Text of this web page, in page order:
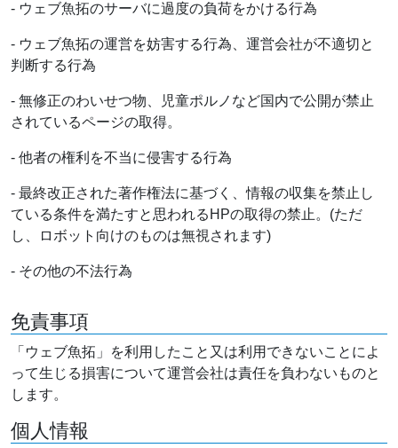
- ウェブ魚拓のサーバに過度の負荷をかける行為
- ウェブ魚拓の運営を妨害する行為、運営会社が不適切と
判断する行為
- 無修正のわいせつ物、児童ポルノなど国内で公開が禁止
されているページの取得。
- 他者の権利を不当に侵害する行為
- 最終改正された著作権法に基づく、情報の収集を禁止し
ている条件を満たすと思われるHPの取得の禁止。(ただ
し、ロボット向けのものは無視されます)
- その他の不法行為
免責事項
「ウェブ魚拓」を利用したこと又は利用できないことによ
って生じる損害について運営会社は責任を負わないものと
します。
個人情報